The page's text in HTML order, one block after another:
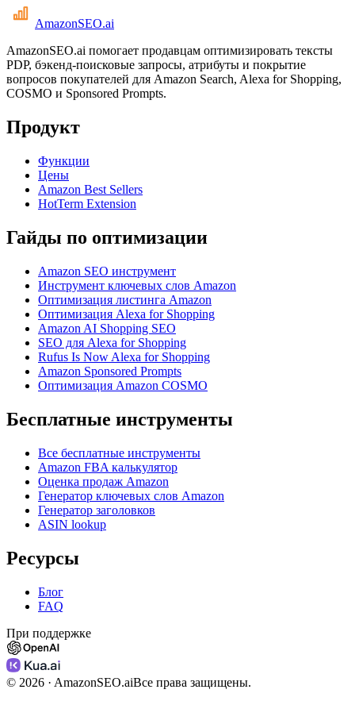
AmazonSEO.ai
AmazonSEO.ai помогает продавцам оптимизировать тексты
PDP, бэкенд-поисковые запросы, атрибуты и покрытие
вопросов покупателей для Amazon Search, Alexa for Shopping,
COSMO и Sponsored Prompts.
Продукт
Функции
Цены
Amazon Best Sellers
HotTerm Extension
Гайды по оптимизации
Amazon SEO инструмент
Инструмент ключевых слов Amazon
Оптимизация листинга Amazon
Оптимизация Alexa for Shopping
Amazon AI Shopping SEO
SEO для Alexa for Shopping
Rufus Is Now Alexa for Shopping
Amazon Sponsored Prompts
Оптимизация Amazon COSMO
Бесплатные инструменты
Все бесплатные инструменты
Amazon FBA калькулятор
Оценка продаж Amazon
Генератор ключевых слов Amazon
Генератор заголовков
ASIN lookup
Ресурсы
Блог
FAQ
При поддержке
© 2026 · AmazonSEO.aiВсе права защищены.